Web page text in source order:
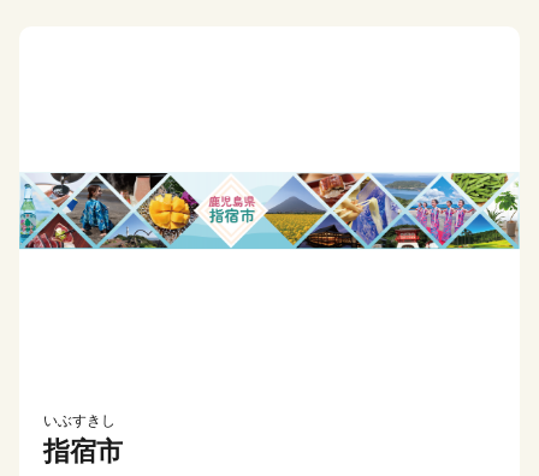
いぶすきし
指宿市